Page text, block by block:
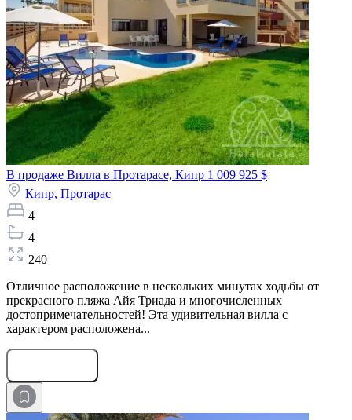
В продаже Вилла в Протарасе, Кипр 1 009 925 $
Кипр, Протарас
4
4
240
Отличное расположение в нескольких минутах ходьбы от
прекрасного пляжа Айя Триада и многочисленных
достопримечательностей! Эта удивительная вилла с
характером расположена...